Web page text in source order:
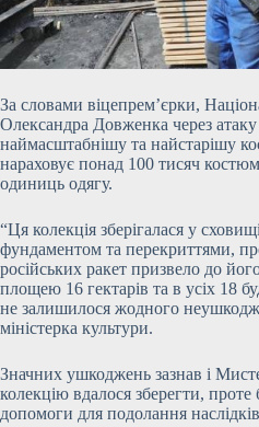
За словами віцепрем’єрки,
Олександра Довженка через атаку
наймасштабнішу та найстарішу
нараховує понад 100 тисяч
одиниць одягу.
“Ця колекція зберігалася у
фундаментом та перекриттями,
російських ракет призвело до
площею 16 гектарів та в усіх 18
не залишилося жодного
міністерка культури.
Значних ушкоджень зазнав і
колекцію вдалося зберегти, проте
допомоги для подолання